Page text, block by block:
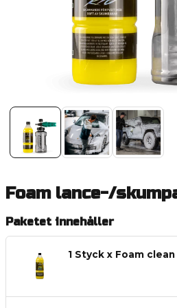
Foam lance-/
Paketet innehåller
1 Styck x Foam